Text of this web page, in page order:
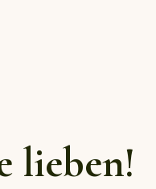
lieben!